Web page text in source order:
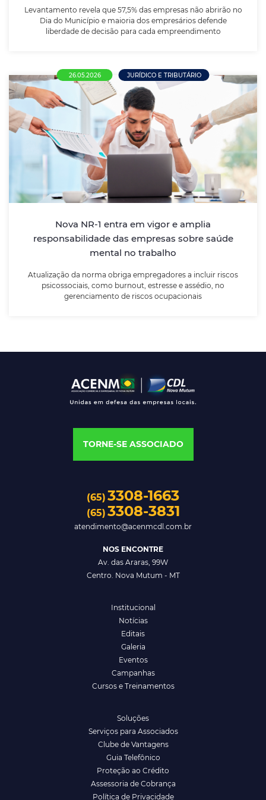
Levantamento revela que 57,5% das empresas não abrirão no
Dia do Município e maioria dos empresários defende
liberdade de decisão para cada empreendimento
26.05.2026 JURÍDICO E TRIBUTÁRIO
Nova NR-1 entra em vigor e amplia
responsabilidade das empresas sobre saúde
mental no trabalho
Atualização da norma obriga empregadores a incluir riscos
psicossociais, como burnout, estresse e assédio, no
gerenciamento de riscos ocupacionais
Nova NR-1 entra em vigor e amplia
responsabilidade das empresas sobre
saúde mental no trabalho
Atualização da norma obriga empregadores a incluir
assédio, no gerenciamento de riscos ocupacionais
TORNE-SE ASSOCIADO
(65) 3308-1663
(65) 3308-3831
atendimento@acenmcdl.com.br
NOS ENCONTRE
Av. das Araras, 99W
Centro. Nova Mutum - MT
Institucional
Notícias
Editais
Galeria
Eventos
Campanhas
Cursos e Treinamentos
Soluções
Serviços para Associados
Clube de Vantagens
Guia Telefônico
Proteção ao Crédito
Assessoria de Cobrança
Política de Privacidade